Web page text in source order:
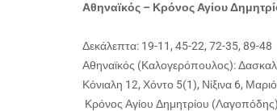
Αθηναϊκός – Κρόνος Αγίου
Δεκάλεπτα: 19-11, 45-22, 72-35, 89-48
Αθηναϊκός (Καλογερόπουλος):
Κόνιαλη 12, Χόντο 5(1), Νίξινα 6,
Κρόνος Αγίου Δημητρίου